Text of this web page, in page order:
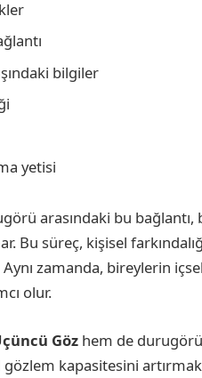
bilgiler
yetisi
arasındaki bu
Bu süreç, kişisel
zamanda, bireylerin
olur.
Göz hem de
kapasitesini